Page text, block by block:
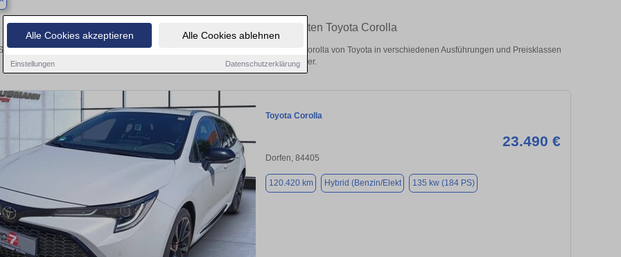
Alle Cookies akzeptieren Alle Cookies ablehnen
Einstellungen Datenschutzerklärung
Finden Sie in Eitting Ihren gebrauchten Toyota Corolla
in Eitting einen Toyota Corolla Gebrauchtwagen? Entdecken Sie gebrauchte Corolla von Toyota in verschiedenen Ausführungen und Preisklassen
von privat und vom Händler.
Toyota Corolla
23.490 €
Dorfen, 84405
120.420 km Hybrid (Benzin/Elekt 135 kw (184 PS)